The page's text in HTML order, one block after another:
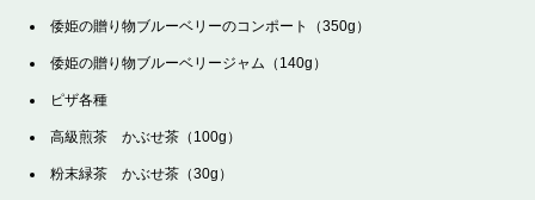
倭姫の贈り物ブルーベリーのコンポート（350g）
倭姫の贈り物ブルーベリージャム（140g）
ピザ各種
高級煎茶 かぶせ茶（100g）
粉末緑茶 かぶせ茶（30g）